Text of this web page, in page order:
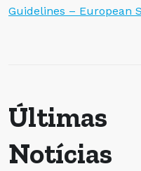
Guidelines – European
Últimas
Notícias